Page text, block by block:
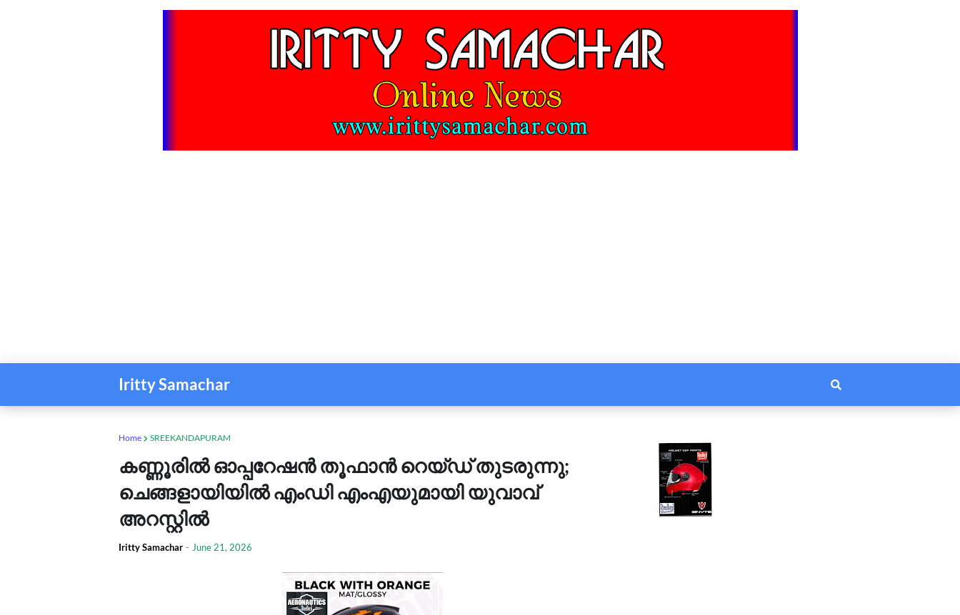
Iritty Samachar
Home SREEKANDAPURAM
കണ്ണൂരില്‍ ഓപ്പറേഷന്‍ തൂഫാന്‍ റെയ്ഡ് തുടരുന്നു;
ചെങ്ങളായിയില്‍ എംഡി എംഎയുമായി യുവാവ്
അറസ്റ്റില്‍
Iritty Samachar - June 21, 2026